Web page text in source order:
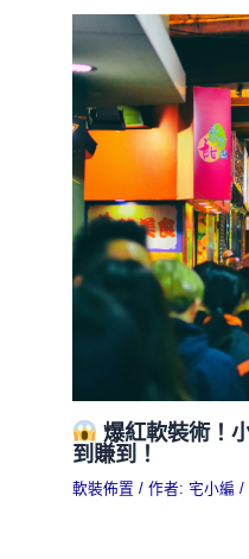
爆紅軟裝術！
到賺到！
軟裝佈置 / 作者: 宅小編/